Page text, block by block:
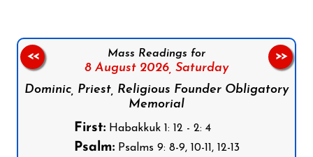
Mass Readings for
8 August 2026, Saturday
Dominic, Priest, Religious Founder Obligatory
Memorial
First:Habakkuk 1: 12 - 2: 4
Psalm:Psalms 9: 8-9, 10-11, 12-13
<< >>